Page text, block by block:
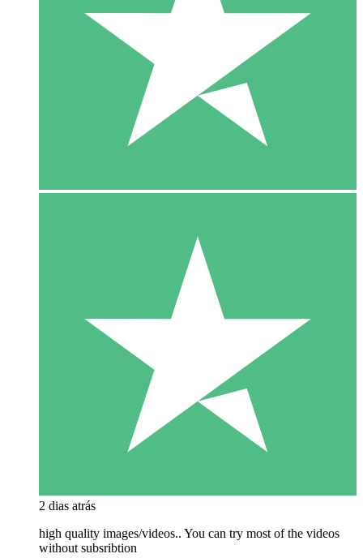
2 dias atrás
high quality images/videos.. You can try most of the videos
without subsribtion